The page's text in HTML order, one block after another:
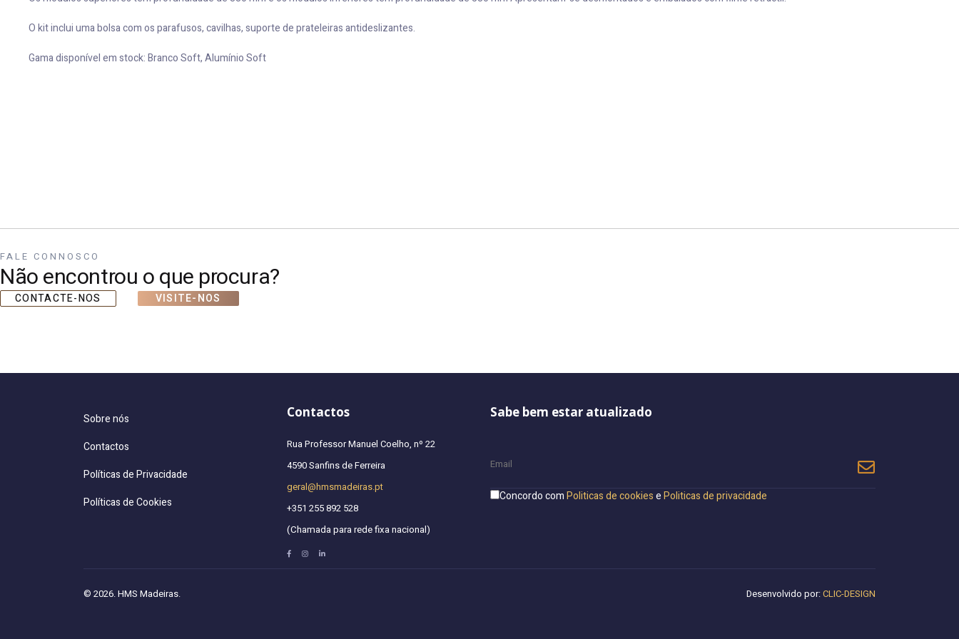
O kit inclui uma bolsa com os parafusos, cavilhas, suporte de prateleiras antideslizantes.
Gama disponível em stock: Branco Soft, Alumínio Soft
FALE CONNOSCO
Não encontrou o que procura?
CONTACTE-NOS VISITE-NOS
Sobre nós
Contactos
Políticas de Privacidade
Políticas de Cookies
Contactos
Rua Professor Manuel Coelho, nº 22
4590 Sanfins de Ferreira
geral@hmsmadeiras.pt
+351 255 892 528
(Chamada para rede fixa nacional)
Sabe bem estar atualizado
Concordo comPoliticas de cookiesePoliticas de privacidade
© 2026. HMS Madeiras. Desenvolvido por:CLIC-DESIGN